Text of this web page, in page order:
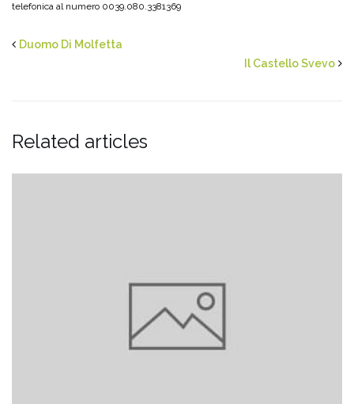
telefonica al numero 0039.080.3381369
Duomo Di Molfetta
Il Castello Svevo
Related articles